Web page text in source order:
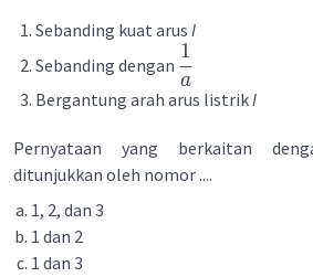
Sebanding kuat arus I
Sebanding dengan
a
1
Bergantung arah arus listrikI
Pernyataan yang berkaitan
ditunjukkan oleh nomor ....
1, 2, dan 3
1 dan 2
1 dan 3